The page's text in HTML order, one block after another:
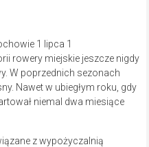
rowery miejskie jeszcze nigdy
W poprzednich sezonach
Nawet w ubiegłym roku, gdy
niemal dwa miesiące
z wypożyczalnią